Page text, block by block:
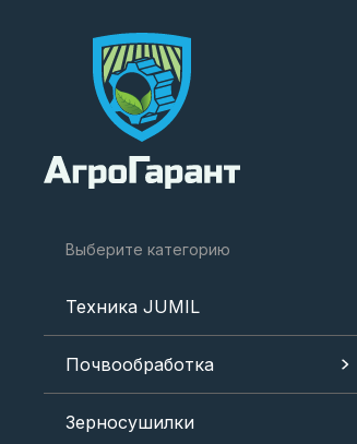
Выберите категорию
Техника JUMIL
Почвообработка
Зерносушилки